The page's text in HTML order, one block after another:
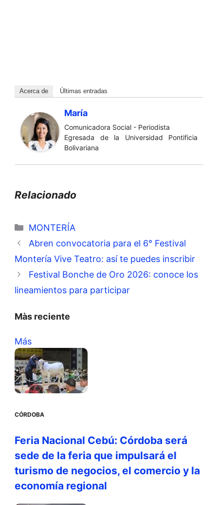
Acerca de Últimas entradas
María
Comunicadora Social - Periodista
Egresada de la Universidad Pontificia
Bolivariana
Relacionado
Categorías
MONTERÍA
Abren convocatoria para el 6° Festival
Montería Vive Teatro: así te puedes inscribir
Festival Bonche de Oro 2026: conoce los
lineamientos para participar
Màs reciente
Más
CÓRDOBA
Feria Nacional Cebú: Córdoba será
sede de la feria que impulsará el
turismo de negocios, el comercio y la
economía regional